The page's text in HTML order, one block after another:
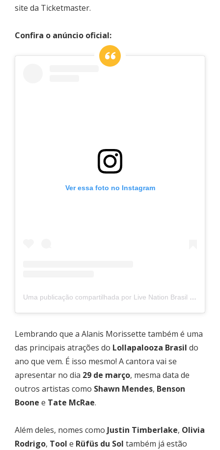
site da Ticketmaster.
Confira o anúncio oficial:
Ver essa foto no Instagram
Uma publicação compartilhada por Live Nation Brasil (@livenationbr)
Lembrando que a Alanis Morissette também é uma
das principais atrações do Lollapalooza Brasil do
ano que vem. É isso mesmo! A cantora vai se
apresentar no dia 29 de março, mesma data de
outros artistas como Shawn Mendes, Benson
Boone e Tate McRae.
Além deles, nomes como Justin Timberlake, Olivia
Rodrigo, Tool e Rüfüs du Sol também já estão